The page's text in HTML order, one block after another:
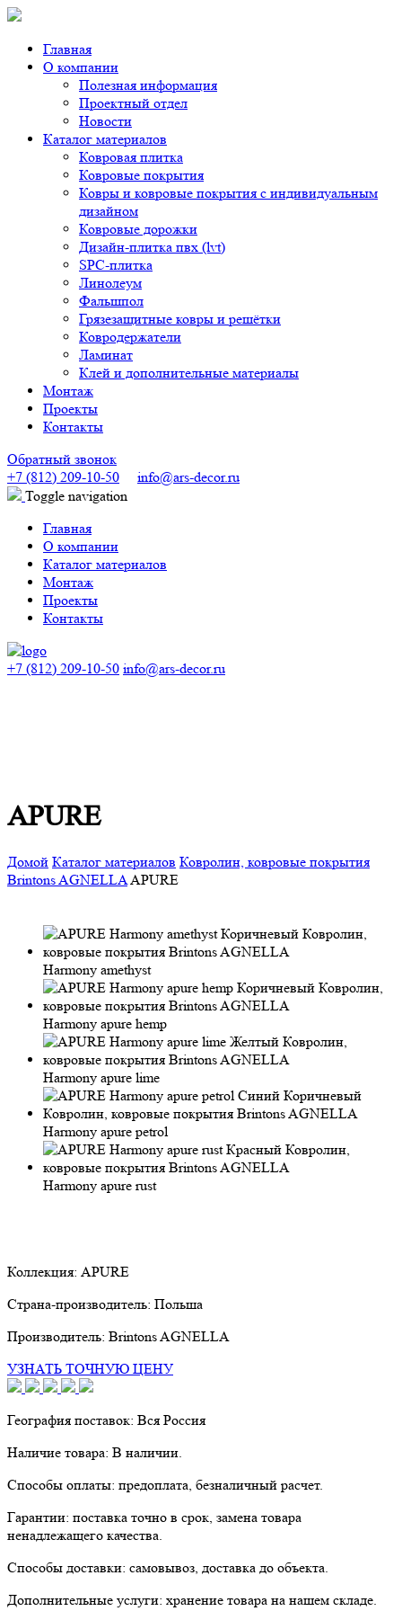
Главная
О компании
Полезная информация
Проектный отдел
Новости
Каталог материалов
Ковровая плитка
Ковровые покрытия
Ковры и ковровые покрытия с индивидуальным
дизайном
Ковровые дорожки
Дизайн-плитка пвх (lvt)
SPC-плитка
Линолеум
Фальшпол
Грязезащитные ковры и решётки
Ковродержатели
Ламинат
Клей и дополнительные материалы
Монтаж
Проекты
Контакты
Обратный звонок
+7 (812) 209-10-50
info@ars-decor.ru
Toggle navigation
Главная
О компании
Каталог материалов
Монтаж
Проекты
Контакты
+7 (812) 209-10-50 info@ars-decor.ru
APURE
Домой Каталог материалов Ковролин, ковровые покрытия
Brintons AGNELLAAPURE
Harmony amethyst
Harmony apure hemp
Harmony apure lime
Harmony apure petrol
Harmony apure rust
Коллекция: APURE
Страна-производитель: Польша
Производитель: Brintons AGNELLA
УЗНАТЬ ТОЧНУЮ ЦЕНУ
География поставок: Вся Россия
Наличие товара: В наличии.
Способы оплаты: предоплата, безналичный расчет.
Гарантии: поставка точно в срок, замена товара
ненадлежащего качества.
Способы доставки: самовывоз, доставка до объекта.
Дополнительные услуги: хранение товара на нашем складе.